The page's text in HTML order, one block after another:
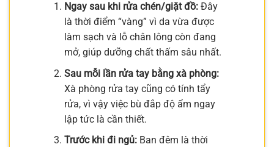
Ngay sau khi rửa chén/giặt đồ:Đây
là thời điểm “vàng” vì da vừa được
làm sạch và lỗ chân lông còn đang
mở, giúp dưỡng chất thấm sâu nhất.
Sau mỗi lần rửa tay bằng xà phòng:
Xà phòng rửa tay cũng có tính tẩy
rửa, vì vậy việc bù đắp độ ẩm ngay
lập tức là cần thiết.
Trước khi đi ngủ:Ban đêm là thời